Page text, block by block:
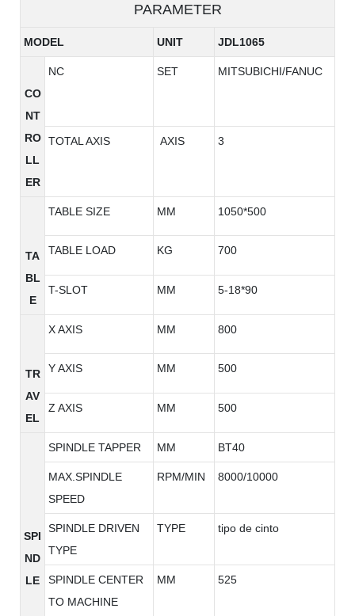
PARAMETER
MODEL UNIT JDL1065
CO
NT
RO
LL
ER
NC SET MITSUBICHI/FANUC
TOTAL AXIS AXIS 3
TA
BL
E
TABLE SIZE MM 1050*500
TABLE LOAD KG 700
T-SLOT MM 5-18*90
TR
AV
EL
X AXIS MM 800
Y AXIS MM 500
Z AXIS MM 500
SPI
ND
LE
SPINDLE TAPPER MM BT40
MAX.SPINDLE
SPEED
RPM/MIN 8000/10000
SPINDLE DRIVEN
TYPE
TYPE tipo de cinto
SPINDLE CENTER
TO MACHINE
MM 525